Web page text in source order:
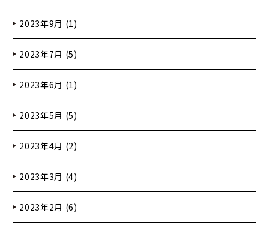
2023年9月 (1)
2023年7月 (5)
2023年6月 (1)
2023年5月 (5)
2023年4月 (2)
2023年3月 (4)
2023年2月 (6)